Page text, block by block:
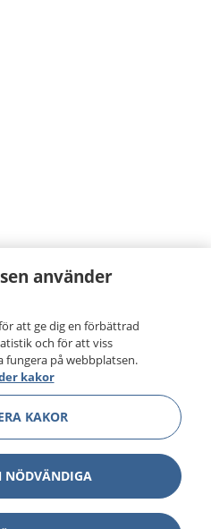
använder
att ge dig en förbättrad
och för att viss
på webbplatsen.
kakor
KAKOR
NÖDVÄNDIGA